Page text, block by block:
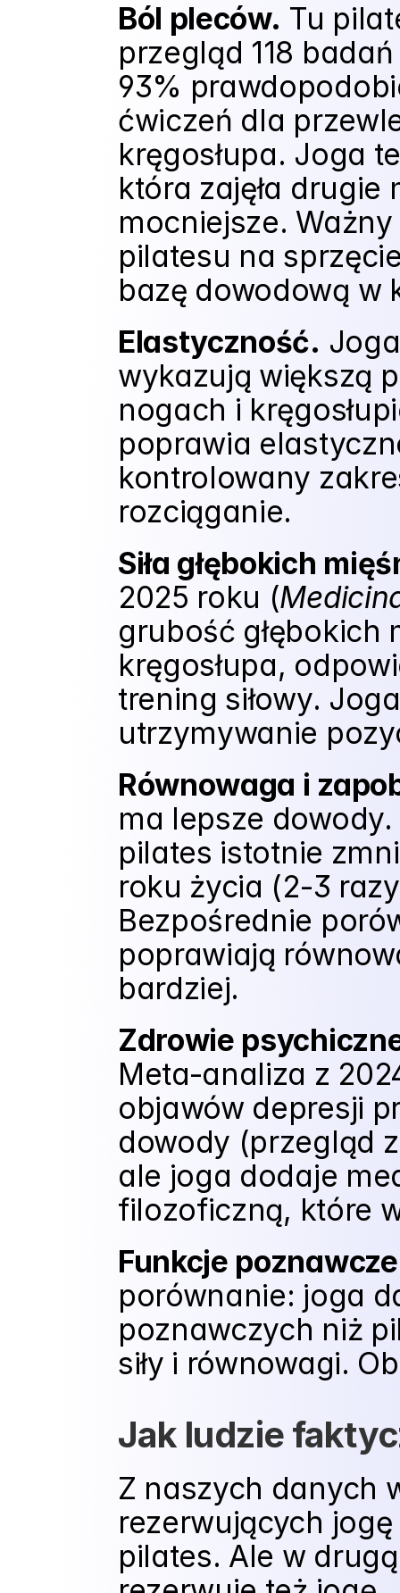
Ból pleców. Tu
przegląd 118
93%
ćwiczeń dla
kręgosłupa. Joga
która zajęła
mocniejsze.
pilatesu na
bazę dowodową w
Elastyczność.
wykazują większą
nogach i
poprawia
kontrolowany
rozciąganie.
Siła głębokich
2025 roku (
grubość głębokich
kręgosłupa,
trening siłowy.
utrzymywanie
Równowaga i
ma lepsze dowody.
pilates istotnie
roku życia (2-3
Bezpośrednie
poprawiają
bardziej.
Zdrowie
Meta-analiza z
objawów depresji
dowody (przegląd
ale joga dodaje
filozoficzną, które
Funkcje
porównanie: joga
poznawczych niż
siły i równowagi.
Jak ludzie
Z naszych danych
rezerwujących
pilates. Ale w